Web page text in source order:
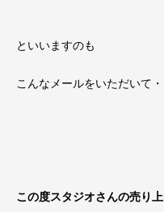
といいますのも
こんなメールをいただいて・
この度スタジオさんの売り